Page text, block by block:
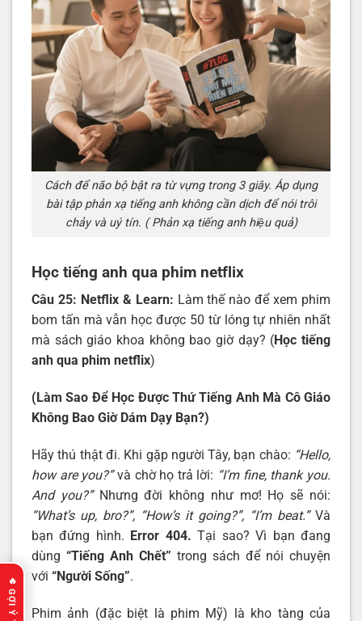
Cách để não bộ bật ra từ vựng trong 3 giây. Áp dụng
bài tập phản xạ tiếng anh không cần dịch để nói trôi
chảy và uý tín. ( Phản xạ tiếng anh hiệu quả)
Học tiếng anh qua phim netflix
Câu 25: Netflix & Learn: Làm thế nào để xem phim
bom tấn mà vẫn học được 50 từ lóng tự nhiên nhất
mà sách giáo khoa không bao giờ dạy? (Học tiếng
anh qua phim netflix)
(Làm Sao Để Học Được Thứ Tiếng Anh Mà Cô Giáo
Không Bao Giờ Dám Dạy Bạn?)
Hãy thú thật đi. Khi gặp người Tây, bạn chào: “Hello,
how are you?”và chờ họ trả lời: “I’m fine, thank you.
And you?”Nhưng đời không như mơ! Họ sẽ nói:
“What’s up, bro?”, “How’s it going?”, “I’m beat.”Và
bạn đứng hình. Error 404. Tại sao? Vì bạn đang
dùng “Tiếng Anh Chết” trong sách để nói chuyện
với “Người Sống”.
Phim ảnh (đặc biệt là phim Mỹ) là kho tàng của